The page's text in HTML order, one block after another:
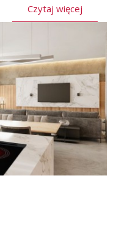
Czytaj więcej